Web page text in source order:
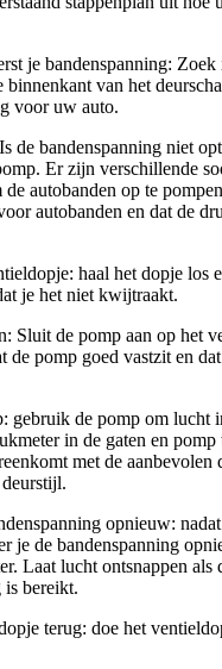
je bandenspanning:
binnenkant van het
voor uw auto.
de bandenspanning niet
Er zijn verschillende
autobanden op te
autobanden en dat de
haal het dopje los
je het niet kwijtraakt.
Sluit de pomp aan op het
de pomp goed vastzit en
gebruik de pomp om lucht
in de gaten en pomp
met de aanbevolen
opnieuw:
je de bandenspanning
Laat lucht ontsnappen als
is bereikt.
terug: doe het